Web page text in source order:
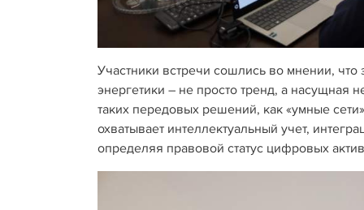
Участники встречи сошлись во мнении,
энергетики – не просто тренд, а насущная
таких передовых решений, как «умные
охватывает интеллектуальный учет,
определяя правовой статус цифровых